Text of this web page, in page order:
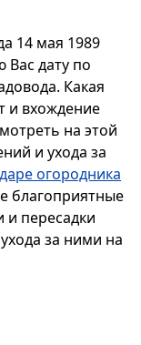
14 мая 1989
Вас дату по
Какая
и вхождение
на этой
и ухода за
огородника
благоприятные
и пересадки
за ними на